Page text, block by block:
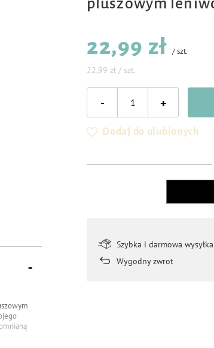
pluszowym
22,99 zł /szt.
22,99 zł / szt.
- +
Dodaj do ulubionych
Szybka i darmowa
Wygodny zwrot